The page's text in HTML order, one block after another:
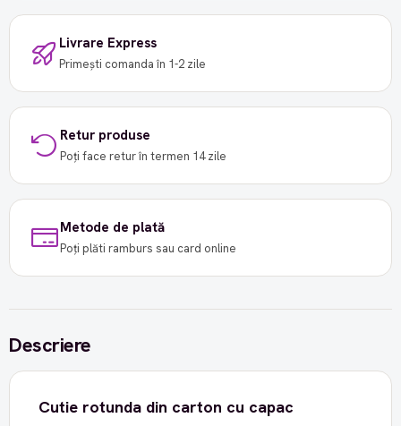
Livrare Express
Primești comanda în 1-2 zile
Retur produse
Poți face retur în termen 14 zile
Metode de plată
Poți plăti ramburs sau card online
Descriere
Cutie rotunda din carton cu capac